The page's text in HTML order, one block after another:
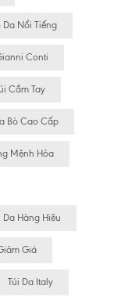
Nổi Tiếng
Conti
Cầm Tay
Bò Cao Cấp
Mệnh Hỏa
Da Hàng Hiêu
Giá
Túi Da Italy